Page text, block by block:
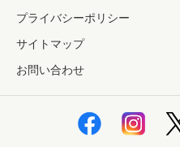
プライバシーポリシー
サイトマップ
お問い合わせ